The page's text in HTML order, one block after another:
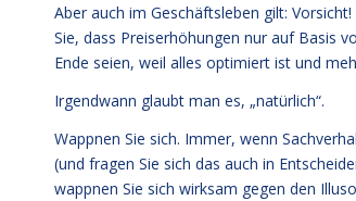
Aber auch im Geschäftsleben gilt:
Sie, dass Preiserhöhungen nur auf Basis
Ende seien, weil alles optimiert ist und
Irgendwann glaubt man es, „natürlich“.
Wappnen Sie sich. Immer, wenn
(und fragen Sie sich das auch in
wappnen Sie sich wirksam gegen den